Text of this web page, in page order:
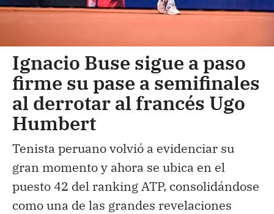
Ignacio Buse sigue a paso
firme su pase a semifinales
al derrotar al francés Ugo
Humbert
Tenista peruano volvió a evidenciar su
gran momento y ahora se ubica en el
puesto 42 del ranking ATP, consolidándose
como una de las grandes revelaciones